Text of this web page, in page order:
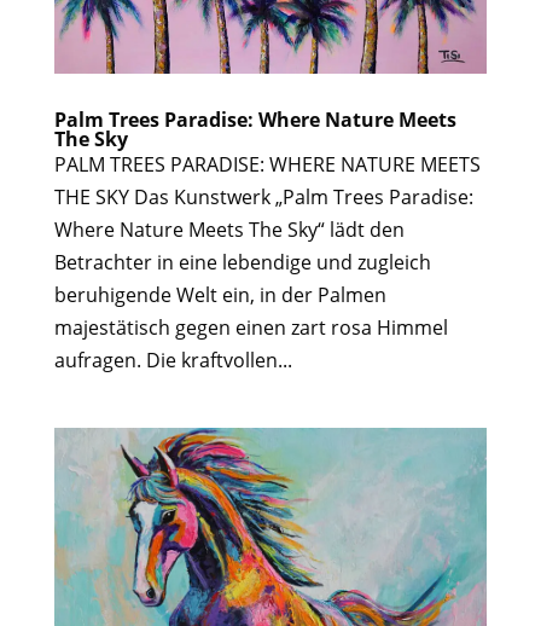
Palm Trees Paradise: Where Nature Meets
The Sky
PALM TREES PARADISE: WHERE NATURE MEETS
THE SKY Das Kunstwerk „Palm Trees Paradise:
Where Nature Meets The Sky“ lädt den
Betrachter in eine lebendige und zugleich
beruhigende Welt ein, in der Palmen
majestätisch gegen einen zart rosa Himmel
aufragen. Die kraftvollen...